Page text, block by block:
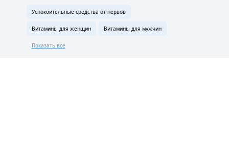
Успокоительные средства от нервов
Витамины для женщин Витамины для мужчин
Показать все